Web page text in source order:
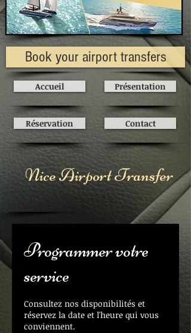
Book your airport transfers
Accueil
Réservation
Présentation
Contact
Nice Airport Transfer
Programmer votre
service
Consultez nos disponibilités et
réservez la date et l'heure qui vous
conviennent.